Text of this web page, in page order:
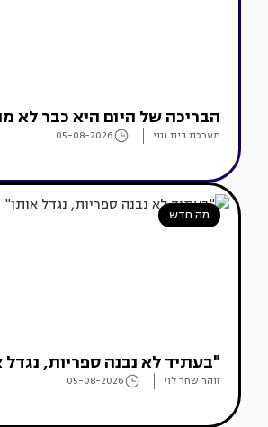
הבריכה של היום היא כבר לא
מערכת בית ונוי 05-08-2026
מה חדש
"בעתיד לא נבנה ספריות, נגדל
זוהר שחר לוי 05-08-2026